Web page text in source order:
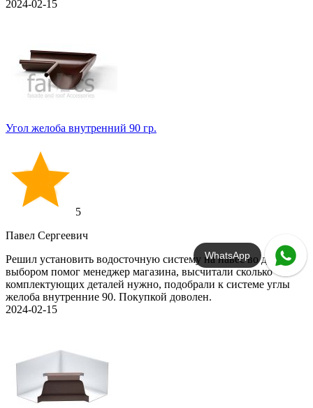
2024-02-15
Угол желоба внутренний 90 гр.
5
Павел Сергеевич
Решил установить водосточную систему на навес во дворе, с
выбором помог менеджер магазина, высчитали сколько
комплектующих деталей нужно, подобрали к системе углы
желоба внутренние 90. Покупкой доволен.
2024-02-15
WhatsApp